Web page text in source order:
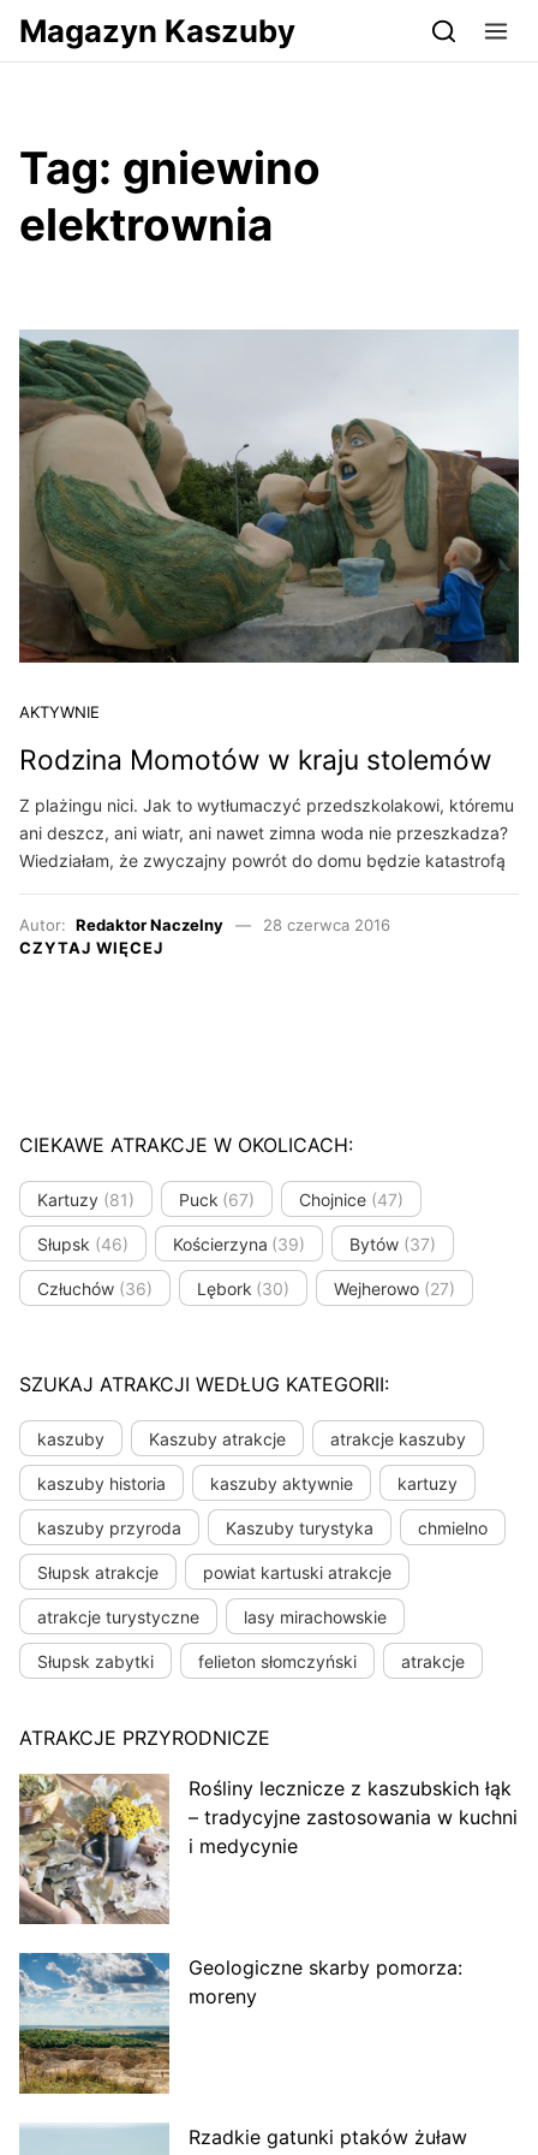
Przejdź do serwisu magazynkaszuby.pl
Magazyn Kaszuby
Tag: gniewino
elektrownia
AKTYWNIE
Rodzina Momotów w kraju stolemów
Z plażingu nici. Jak to wytłumaczyć przedszkolakowi, któremu
ani deszcz, ani wiatr, ani nawet zimna woda nie przeszkadza?
Wiedziałam, że zwyczajny powrót do domu będzie katastrofą
Autor: Redaktor Naczelny
28 czerwca 2016
CZYTAJ WIĘCEJ
CIEKAWE ATRAKCJE W OKOLICACH:
Kartuzy (81) Puck (67) Chojnice (47)
Słupsk (46) Kościerzyna (39) Bytów (37)
Człuchów (36) Lębork (30) Wejherowo (27)
SZUKAJ ATRAKCJI WEDŁUG KATEGORII:
kaszuby Kaszuby atrakcje atrakcje kaszuby
kaszuby historia kaszuby aktywnie kartuzy
kaszuby przyroda Kaszuby turystyka chmielno
Słupsk atrakcje powiat kartuski atrakcje
atrakcje turystyczne lasy mirachowskie
Słupsk zabytki felieton słomczyński atrakcje
ATRAKCJE PRZYRODNICZE
Rośliny lecznicze z kaszubskich łąk
– tradycyjne zastosowania w kuchni
i medycynie
Geologiczne skarby pomorza:
moreny
Rzadkie gatunki ptaków żuław